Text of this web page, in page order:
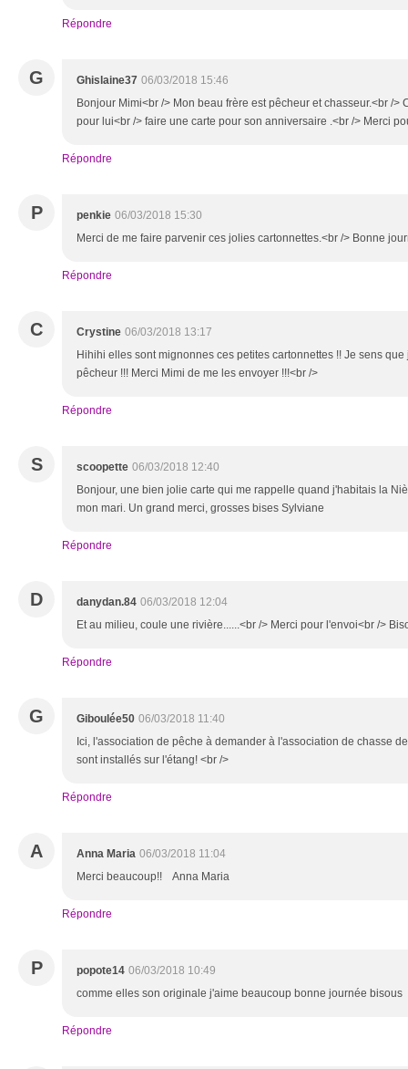
Répondre
G Ghislaine37 06/03/2018 15:46
Bonjour Mimi<br /> Mon beau frère est pêcheur et chasseur.<br />
pour lui<br /> faire une carte pour son anniversaire .<br /> Merci
Répondre
P penkie 06/03/2018 15:30
Merci de me faire parvenir ces jolies cartonnettes.<br /> Bonne
Répondre
C Crystine 06/03/2018 13:17
Hihihi elles sont mignonnes ces petites cartonnettes !! Je sens
pêcheur !!! Merci Mimi de me les envoyer !!!<br />
Répondre
S scoopette 06/03/2018 12:40
Bonjour, une bien jolie carte qui me rappelle quand j'habitais la
mon mari. Un grand merci, grosses bises Sylviane
Répondre
D danydan.84 06/03/2018 12:04
Et au milieu, coule une rivière......<br /> Merci pour l'envoi<br />
Répondre
G Giboulée50 06/03/2018 11:40
Ici, l'association de pêche à demander à l'association de chasse
sont installés sur l'étang! <br />
Répondre
A Anna Maria 06/03/2018 11:04
Merci beaucoup!! Anna Maria
Répondre
P popote14 06/03/2018 10:49
comme elles son originale j'aime beaucoup bonne journée bisous
Répondre